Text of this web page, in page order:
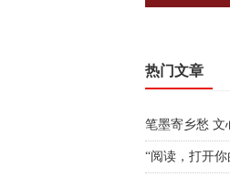
热门文章